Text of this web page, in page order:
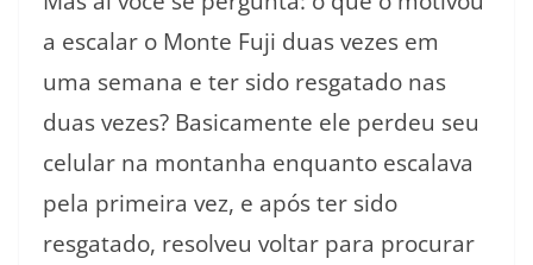
a escalar o Monte Fuji duas vezes em
uma semana e ter sido resgatado nas
duas vezes? Basicamente ele perdeu seu
celular na montanha enquanto escalava
pela primeira vez, e após ter sido
resgatado, resolveu voltar para procurar